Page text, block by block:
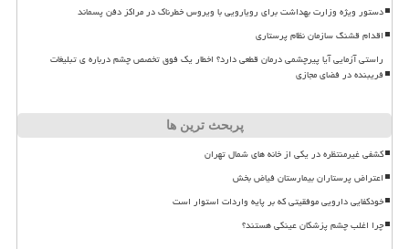
دستور ویژه وزارت بهداشت برای رویارویی با ویروس خطرناک در مراکز دفن پسماند
اقدام قشنگ سازمان نظام پرستاری
راستی آزمایی آیا پیرچشمی درمان قطعی دارد؟ اخطار یک فوق تخصص چشم درباره ی تبلیغات
فریبنده در فضای مجازی
پربحث ترین ها
کشفی غیرمنتظره در یکی از خانه های شمال تهران
اعتراض پرستاران بیمارستان فیاض بخش
خودکفایی دارویی موفقیتی که بر پایه واردات استوار است
چرا اغلب چشم پزشکان عینکی هستند؟